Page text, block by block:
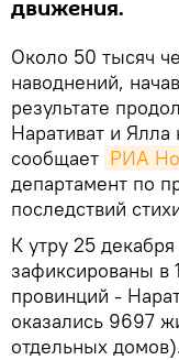
движения.
Около 50 тысяч
наводнений,
результате
Наративат и
сообщает РИА
департамент по
последствий
К утру 25
зафиксированы в
провинций -
оказались 9697
отдельных